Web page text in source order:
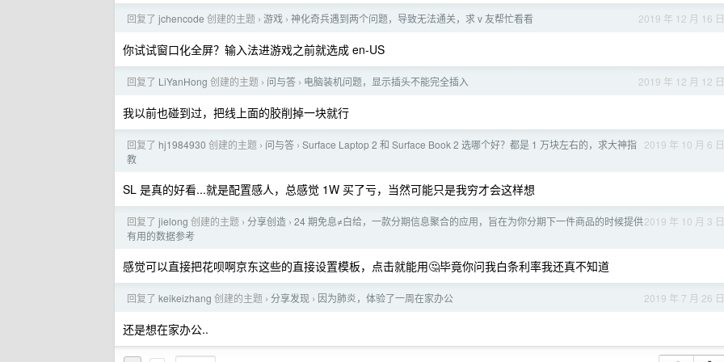
2019 年 12 月 16 日
回复了 jchencode 创建的主题 › 游戏 › 神化奇兵遇到两个问题，导致无法通关，求 v 友帮忙看看
你试试窗口化全屏？输入法进游戏之前就选成 en-US
2019 年 12 月 12 日
回复了 LiYanHong 创建的主题 › 问与答 › 电脑装机问题，显示插头不能完全插入
我以前也碰到过，把线上面的胶削掉一块就行
2019 年 10 月 6 日
回复了 hj1984930 创建的主题 › 问与答 › Surface Laptop 2 和 Surface Book 2 选哪个好？都是 1 万块左右的，求大神指
教
SL 是真的好看...就是配置感人，总感觉 1W 买了亏，当然可能只是我穷才会这样想
2019 年 10 月 3 日
回复了 jielong 创建的主题 › 分享创造 › 24 期免息≠白给，一款分期信息聚合的应用，旨在为你分期下一件商品的时候提供
有用的数据参考
感觉可以直接把花呗啊京东这些的直接设置模板，点击就能用🤔毕竟你问我白条利率我还真不知道
2019 年 7 月 26 日
回复了 keikeizhang 创建的主题 › 分享发现 › 因为肺炎，体验了一周在家办公
还是想在家办公..